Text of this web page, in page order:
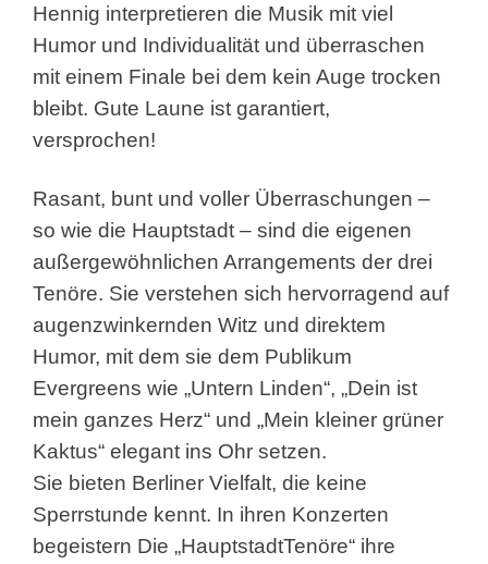
Hennig interpretieren die Musik mit viel
Humor und Individualität und überraschen
mit einem Finale bei dem kein Auge trocken
bleibt. Gute Laune ist garantiert,
versprochen!
Rasant, bunt und voller Überraschungen –
so wie die Hauptstadt – sind die eigenen
außergewöhnlichen Arrangements der drei
Tenöre. Sie verstehen sich hervorragend auf
augenzwinkernden Witz und direktem
Humor, mit dem sie dem Publikum
Evergreens wie „Untern Linden“, „Dein ist
mein ganzes Herz“ und „Mein kleiner grüner
Kaktus“ elegant ins Ohr setzen.
Sie bieten Berliner Vielfalt, die keine
Sperrstunde kennt. In ihren Konzerten
begeistern Die „HauptstadtTenöre“ ihre